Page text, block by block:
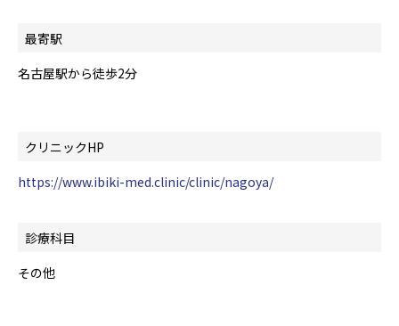
最寄駅
名古屋駅から徒歩2分
クリニックHP
https://www.ibiki-med.clinic/clinic/nagoya/
診療科目
その他